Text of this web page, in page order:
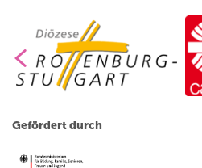
Gefördert durch